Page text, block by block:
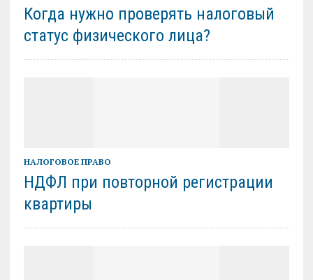
Когда нужно проверять налоговый
статус физического лица?
НАЛОГОВОЕ ПРАВО
НДФЛ при повторной регистрации
квартиры